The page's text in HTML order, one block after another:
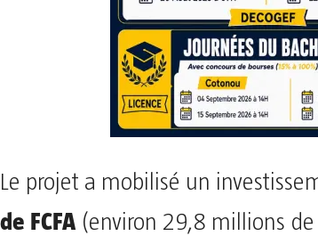
Le projet a mobilisé un
de FCFA (environ 29,8 millions